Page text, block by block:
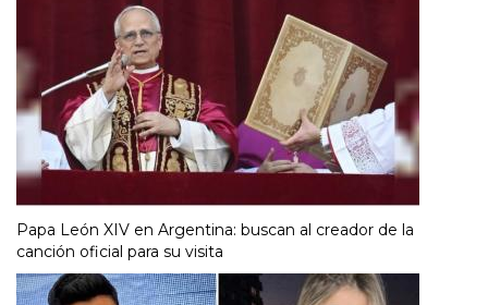
Papa León XIV en Argentina: buscan al creador de la
canción oficial para su visita